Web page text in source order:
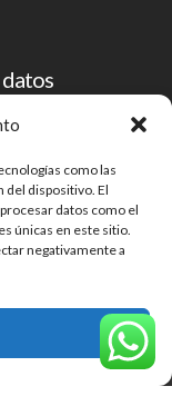
como las
del dispositivo. El
datos como el
únicas en este sitio.
negativamente a
S.A.C.
- CAJAMARCA -